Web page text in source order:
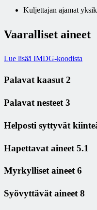
Kuljettajan ajamat
Vaaralliset aineet
Lue lisää IMDG-koodista
Palavat kaasut 2
Palavat nesteet 3
Helposti syttyvät
Hapettavat aineet 5.1
Myrkylliset aineet 6
Syövyttävät aineet 8